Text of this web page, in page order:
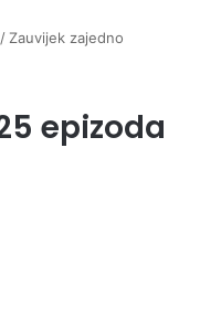
/ Zauvijek zajedno
epizoda